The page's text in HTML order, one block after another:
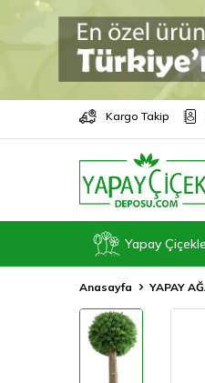
Kargo Takip
Yapay
Anasayfa YAPAY